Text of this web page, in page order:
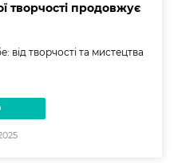
творчості продовжує
творчості та мистецтва